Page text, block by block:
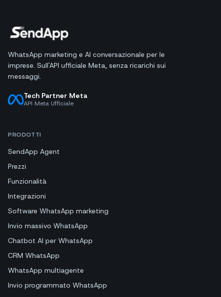
WhatsApp marketing e AI conversazionale per le
imprese. Sull'API ufficiale Meta, senza ricarichi sui
messaggi.
Tech Partner Meta
API Meta Ufficiale
PRODOTTI
SendApp Agent
Prezzi
Funzionalità
Integrazioni
Software WhatsApp marketing
Invio massivo WhatsApp
Chatbot AI per WhatsApp
CRM WhatsApp
WhatsApp multiagente
Invio programmato WhatsApp